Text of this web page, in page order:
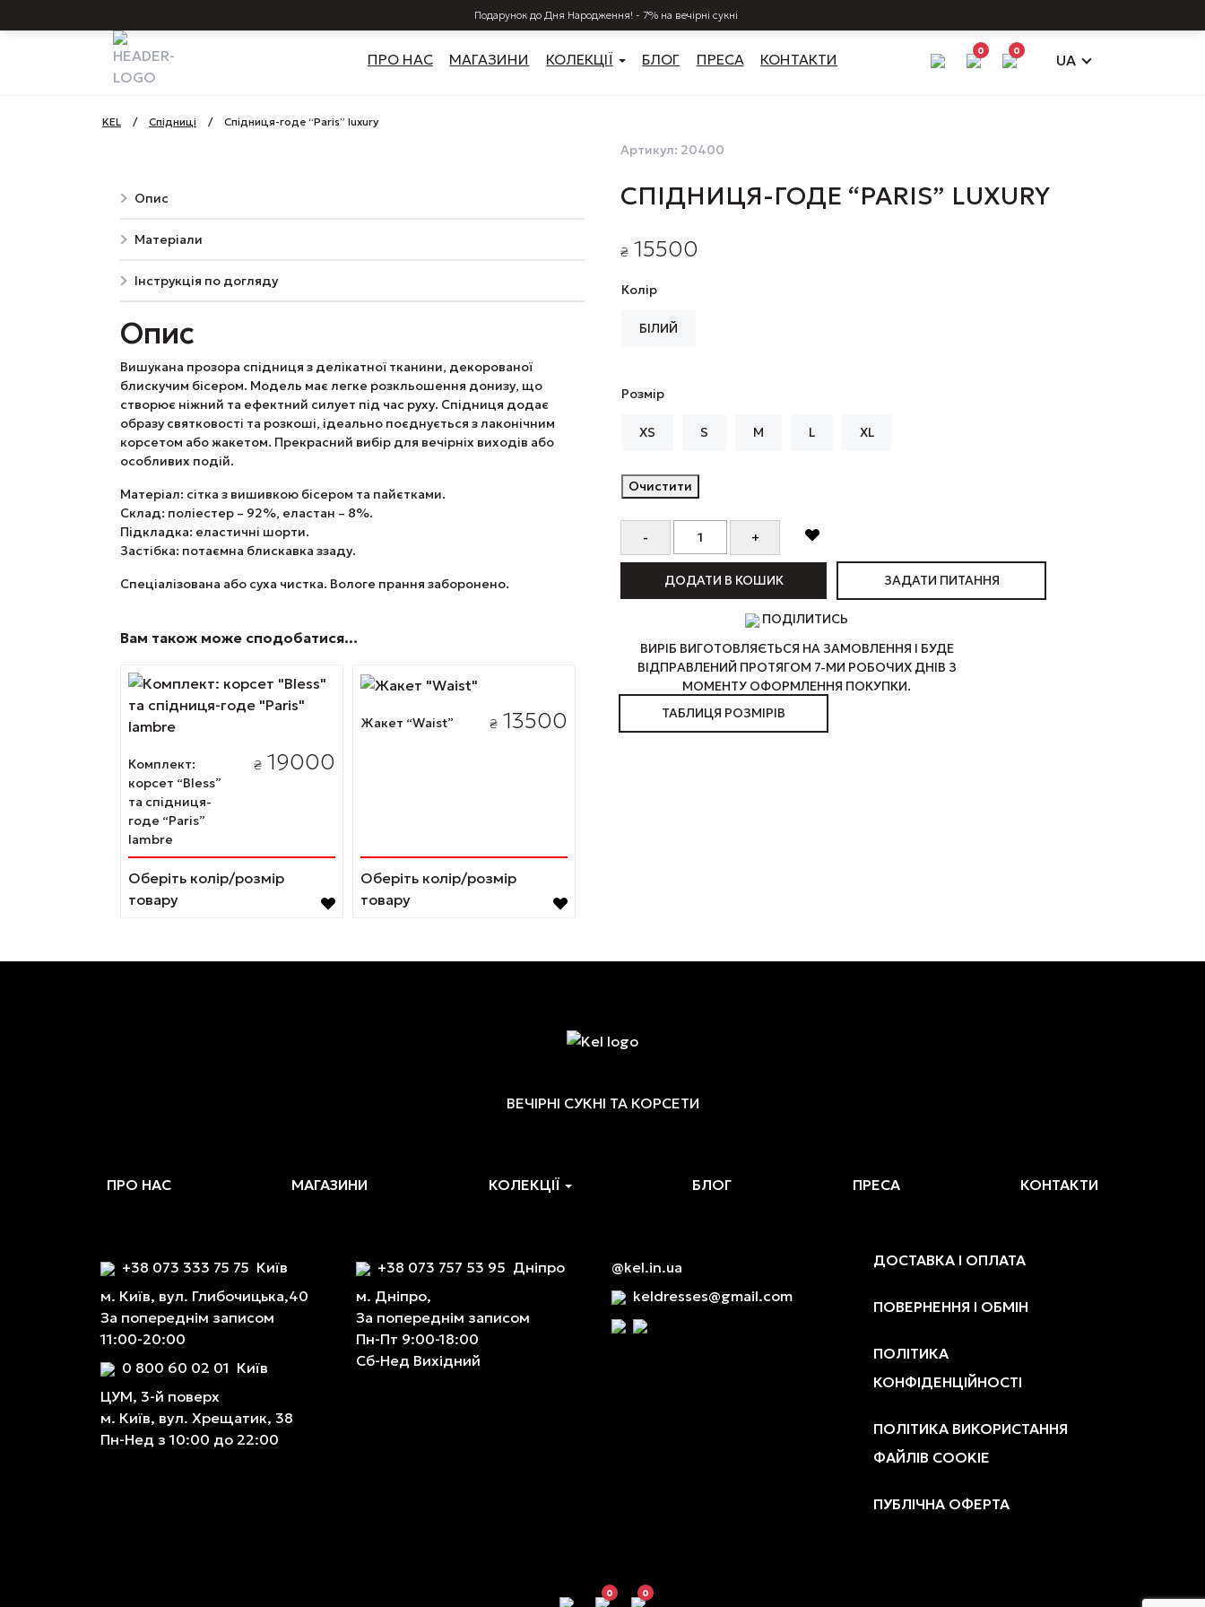
Подарунок до Дня Народження! - 7% на вечірні сукні
ПРО НАС МАГАЗИНИ КОЛЕКЦІЇ БЛОГ ПРЕСА КОНТАКТИ 0 0
UA
KEL / Спідниці / Спідниця-годе “Paris” luxury
Артикул: 20400
СПІДНИЦЯ-ГОДЕ “PARIS” LUXURY
₴ 15500
Колір
БІЛИЙ
Розмір
XS S M L XL
Очистити
ДОДАТИ В КОШИК ЗАДАТИ ПИТАННЯ
ПОДІЛИТИСЬ
ВИРІБ ВИГОТОВЛЯЄТЬСЯ НА ЗАМОВЛЕННЯ І БУДЕ
ВІДПРАВЛЕНИЙ ПРОТЯГОМ 7-МИ РОБОЧИХ ДНІВ З
МОМЕНТУ ОФОРМЛЕННЯ ПОКУПКИ.
ТАБЛИЦЯ РОЗМІРІВ
Опис
Матеріали
Інструкція по догляду
Опис
Вишукана прозора спідниця з делікатної тканини, декорованої
блискучим бісером. Модель має легке розкльошення донизу, що
створює ніжний та ефектний силует під час руху. Спідниця додає
образу святковості та розкоші, ідеально поєднується з лаконічним
корсетом або жакетом. Прекрасний вибір для вечірніх виходів або
особливих подій.
Матеріал: сітка з вишивкою бісером та пайєтками.
Склад: поліестер – 92%, еластан – 8%.
Підкладка: еластичні шорти.
Застібка: потаємна блискавка ззаду.
Спеціалізована або суха чистка. Вологе прання заборонено.
Вам також може сподобатися…
Комплект:
корсет “Bless”
та спідниця-
годе “Paris”
lambre
₴ 19000
Оберіть колір/розмір
товару
Цей
товар
має
варіантів.
Параметри
можна
вибрати
на
сторінці
товару
Жакет “Waist” ₴ 13500
Оберіть колір/розмір
товару
Цей
має
на
сторінці
товару
ВЕЧІРНІ СУКНІ ТА КОРСЕТИ
ПРО НАС МАГАЗИНИ КОЛЕКЦІЇ БЛОГ ПРЕСА КОНТАКТИ
+38 073 333 75 75 Київ
м. Київ, вул. Глибочицька,40
За попереднім записом
11:00-20:00
0 800 60 02 01 Київ
ЦУМ, 3-й поверх
м. Київ, вул. Хрещатик, 38
Пн-Нед з 10:00 до 22:00
+38 073 757 53 95 Дніпро
м. Дніпро,
За попереднім записом
Пн-Пт 9:00-18:00
Сб-Нед Вихідний
@kel.in.ua
keldresses@gmail.com
ДОСТАВКА І ОПЛАТА
ПОВЕРНЕННЯ І ОБМІН
ПОЛІТИКА
КОНФІДЕНЦІЙНОСТІ
ПОЛІТИКА ВИКОРИСТАННЯ
ФАЙЛІВ COOKIE
ПУБЛІЧНА ОФЕРТА
0 0